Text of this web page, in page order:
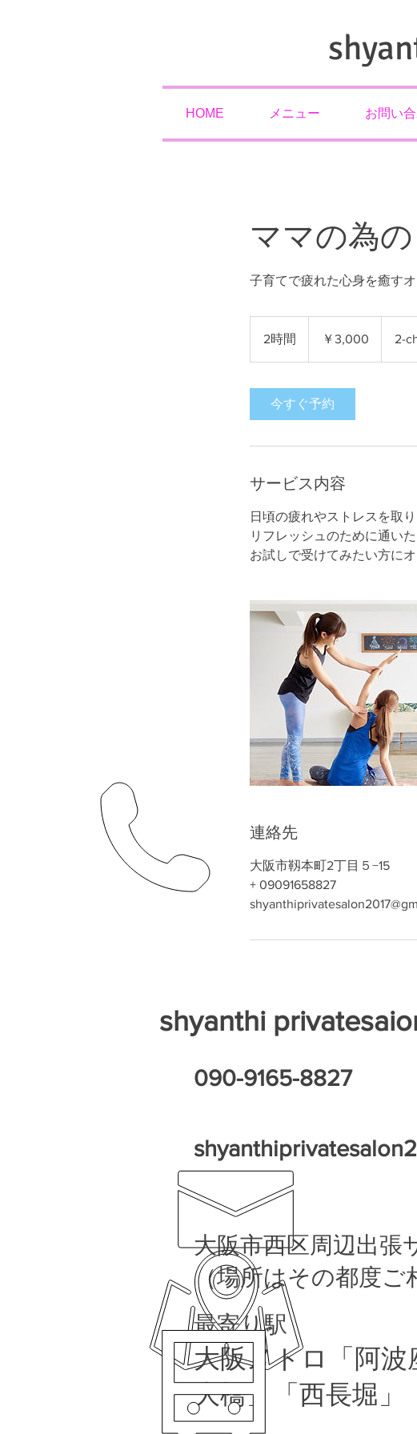
HOME メニュー お問い
ママの為の
子育てで疲れた心身を癒す
2時間 ￥3,000 2-
今すぐ予約
サービス内容
日頃の疲れやストレスを取
リフレッシュのために通い
連絡先
大阪市靱本町2丁目５−15
+ 09091658827
shyanthi
​090-9165-8827
大阪市西区周辺出張
（場所はその都度ご
最寄り駅
大阪メトロ「阿波
大橋」「西長堀」